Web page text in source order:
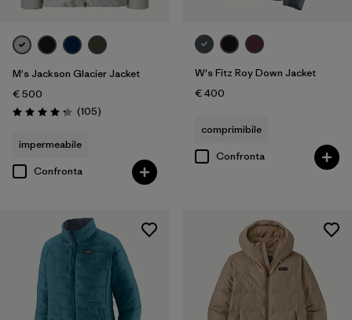
M's Jackson Glacier Jacket
€ 500
Valutazione: 4.3 / 5
(105Recensioni
)
impermeabile
Confronta
W's Fitz Roy Down Jacket
€ 400
comprimibile
Confronta